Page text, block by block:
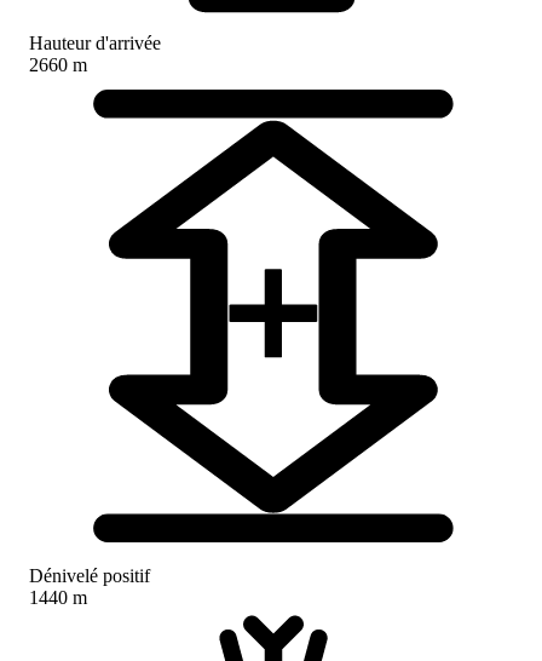
Hauteur d'arrivée
2660 m
Dénivelé positif
1440 m